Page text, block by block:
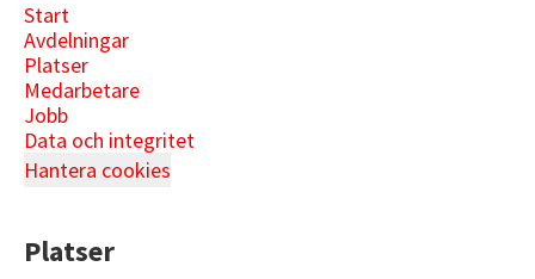
Start
Avdelningar
Platser
Medarbetare
Jobb
Data och integritet
Hantera cookies
Platser